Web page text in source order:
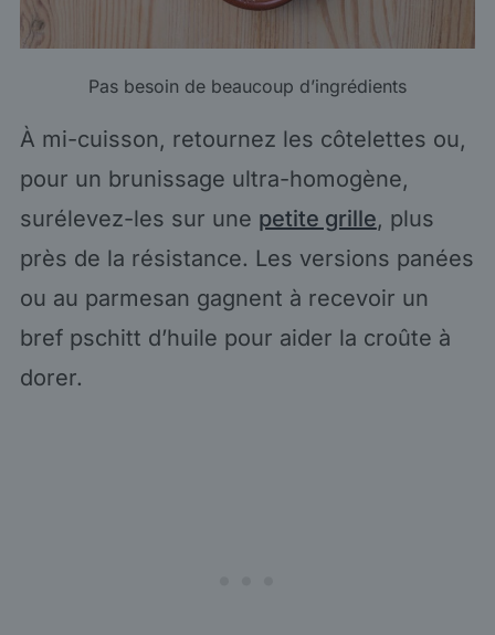
Pas besoin de beaucoup d’ingrédients
À mi-cuisson, retournez les côtelettes ou,
pour un brunissage ultra-homogène,
surélevez-les sur une petite grille, plus
près de la résistance. Les versions panées
ou au parmesan gagnent à recevoir un
bref pschitt d’huile pour aider la croûte à
dorer.